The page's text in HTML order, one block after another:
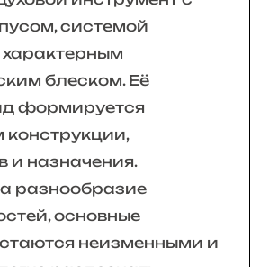
системой
блеском. Её
формируется
конструкции,
и назначения.
разнообразие
основные
неизменными и